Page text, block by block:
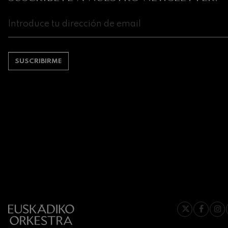
SUSCRIBIRME
Johannes